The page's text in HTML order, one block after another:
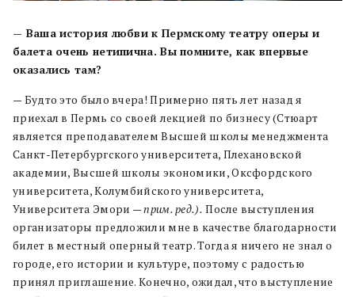
— Ваша история любви к Пермскому театру оперы и
балета очень нетипична. Вы помните, как впервые
оказались там?
— Будто это было вчера! Примерно пять лет назад я
приехал в Пермь со своей лекцией по бизнесу (Стюарт
является преподавателем Высшей школы менеджмента
Санкт-Петербургского университета, Плехановской
академии, Высшей школы экономики, Оксфордского
университета, Колумбийского университета,
Университета Эмори —прим. ред.). После выступления
организаторы предложили мне в качестве благодарности
билет в местный оперный театр. Тогда я ничего не знал о
городе, его истории и культуре, поэтому с радостью
принял приглашение. Конечно, ожидал, что выступление